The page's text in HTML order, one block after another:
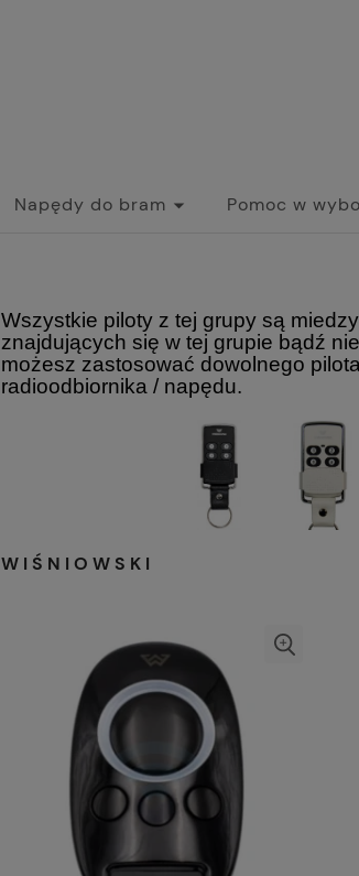
Napędy do bram Pomoc w
Wszystkie piloty z tej grupy są
znajdujących się w tej grupie bądź
możesz zastosować dowolnego
radioodbiornika / napędu.
WIŚNIOWSKI